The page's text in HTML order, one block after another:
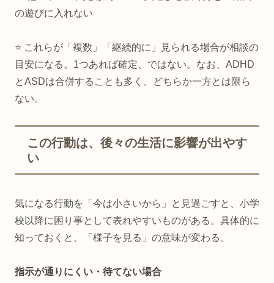
の遊びに入れない
⭐ これらが「複数」「継続的に」見られる場合が相談の
目安になる。1つあれば確定、ではない。なお、ADHD
とASDは合併することも多く、どちらか一方とは限ら
ない。
この行動は、後々の生活に影響が出やす
い
気になる行動を「今は小さいから」と見過ごすと、小学
校以降に困り事として表れやすいものがある。具体的に
知っておくと、「様子を見る」の意味が変わる。
指示が通りにくい・待てない場合